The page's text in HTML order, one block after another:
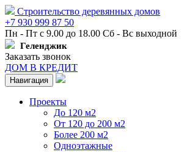
Строительство деревянных домов
+7 930 999 87 50
Пн - Пт с 9.00 до 18.00 Сб - Вс выходной
Геленджик
Заказать звонок
ДОМ В КРЕДИТ
Навигация
Проекты
До 120 м2
От 120 до 200 м2
Более 200 м2
Одноэтажные